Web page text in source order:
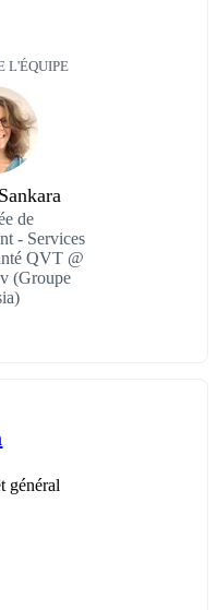
L'ÉQUIPE
de
- Services
QVT @
(Groupe
général